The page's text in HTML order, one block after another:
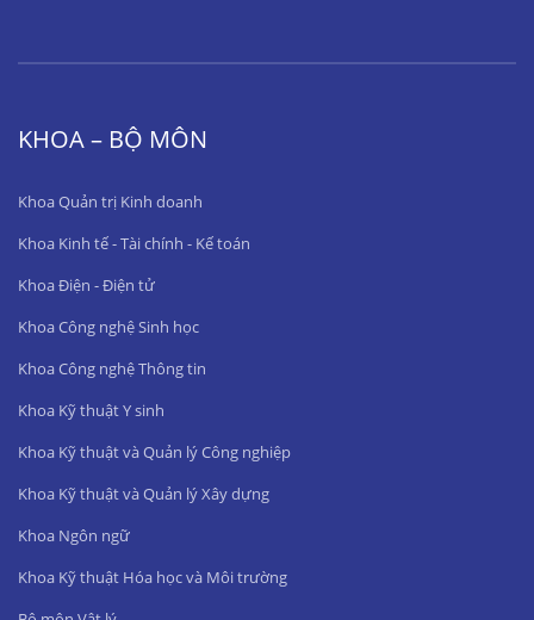
KHOA – BỘ MÔN
Khoa Quản trị Kinh doanh
Khoa Kinh tế - Tài chính - Kế toán
Khoa Điện - Điện tử
Khoa Công nghệ Sinh học
Khoa Công nghệ Thông tin
Khoa Kỹ thuật Y sinh
Khoa Kỹ thuật và Quản lý Công nghiệp
Khoa Kỹ thuật và Quản lý Xây dựng
Khoa Ngôn ngữ
Khoa Kỹ thuật Hóa học và Môi trường